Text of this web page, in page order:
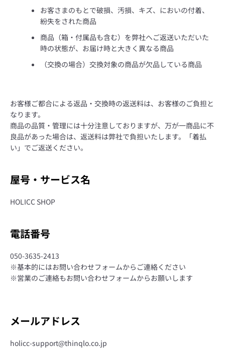
お客さまのもとで破損、汚損、キズ、においの付着、
紛失をされた商品
商品（箱・付属品も含む）を弊社へご返送いただいた
時の状態が、お届け時と大きく異なる商品
（交換の場合）交換対象の商品が欠品している商品
お客様ご都合による返品・交換時の返送料は、お客様のご負担と
なります。
商品の品質・管理には十分注意しておりますが、万が一商品に不
良品があった場合は、返送料は弊社で負担いたします。「着払
い」でご返送ください。
屋号・サービス名
HOLICC SHOP
電話番号
050-3635-2413
※基本的にはお問い合わせフォームからご連絡ください
※営業のご連絡もお問い合わせフォームからお願いします
メールアドレス
holicc-support@thinqlo.co.jp